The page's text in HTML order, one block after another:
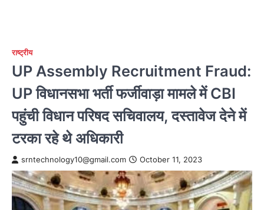
राष्ट्रीय
UP Assembly Recruitment Fraud:
UP विधानसभा भर्ती फर्जीवाड़ा मामले में CBI
पहुंची विधान परिषद सचिवालय, दस्तावेज देने में
टरका रहे थे अधिकारी
srntechnology10@gmail.com October 11, 2023